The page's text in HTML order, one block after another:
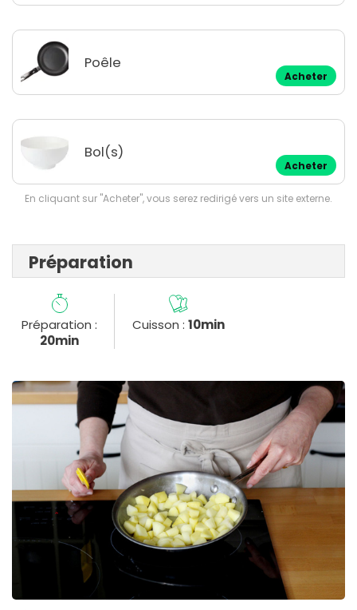
Poêle
Acheter
Bol(s)
Acheter
En cliquant sur "Acheter", vous serez redirigé vers un site externe.
Préparation
Préparation :
20min
Cuisson : 10min